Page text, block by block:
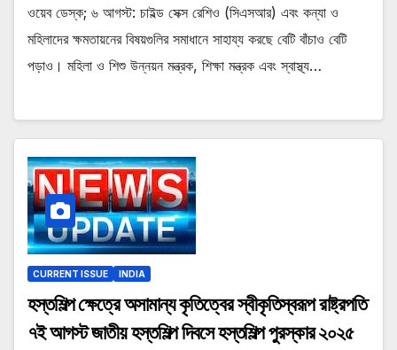
ওয়েব ডেস্ক; ৬ আগস্ট: চাইল্ড সেক্স রেশিও (সিএসআর) এবং কন্যা ও
মহিলাদের ক্ষমতায়নের বিষয়গুলির সমাধানে সাহায্য করছে বেটি বাঁচাও বেটি
পড়াও। মহিলা ও শিশু উন্নয়ন মন্ত্রক, শিক্ষা মন্ত্রক এবং স্বাস্থ্য…
CURRENT ISSUE INDIA
হস্তশিল্প ক্ষেত্রে অসামান্য কৃতিত্বের স্বীকৃতিস্বরূপ রাষ্ট্রপতি
৭ই আগস্ট জাতীয় হস্তশিল্প দিবসে হস্তশিল্প পুরস্কার ২০২৫